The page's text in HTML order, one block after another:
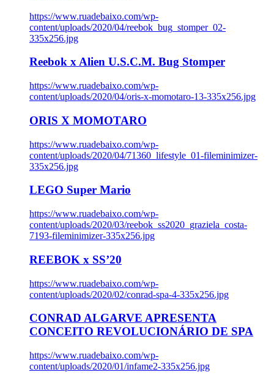
https://www.ruadebaixo.com/wp-
content/uploads/2020/04/reebok_bug_stomper_02-
335x256.jpg
Reebok x Alien U.S.C.M. Bug Stomper
https://www.ruadebaixo.com/wp-
content/uploads/2020/04/oris-x-momotaro-13-335x256.jpg
ORIS X MOMOTARO
https://www.ruadebaixo.com/wp-
content/uploads/2020/04/71360_lifestyle_01-fileminimizer-
335x256.jpg
LEGO Super Mario
https://www.ruadebaixo.com/wp-
content/uploads/2020/03/reebok_ss2020_graziela_costa-
7193-fileminimizer-335x256.jpg
REEBOK x SS’20
https://www.ruadebaixo.com/wp-
content/uploads/2020/02/conrad-spa-4-335x256.jpg
CONRAD ALGARVE APRESENTA
CONCEITO REVOLUCIONÁRIO DE SPA
https://www.ruadebaixo.com/wp-
content/uploads/2020/01/infame2-335x256.jpg